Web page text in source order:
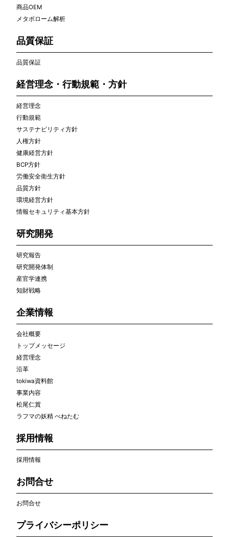
商品OEM
メタボローム解析
品質保証
品質保証
経営理念・行動規範・方針
経営理念
行動規範
サステナビリティ方針
人権方針
健康経営方針
BCP方針
労働安全衛生方針
品質方針
環境経営方針
情報セキュリティ基本方針
研究開発
研究報告
研究開発体制
産官学連携
知財戦略
企業情報
会社概要
トップメッセージ
経営理念
沿革
tokiwa資料館
事業内容
松尾仁賞
ラフマの妖精 べねたむ
採用情報
採用情報
お問合せ
お問合せ
プライバシーポリシー